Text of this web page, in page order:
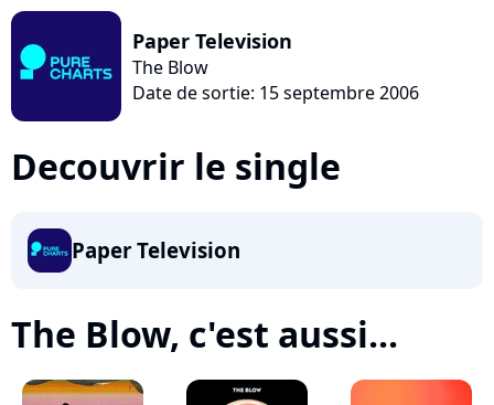
Paper Television
The Blow
Date de sortie: 15 septembre 2006
Decouvrir le single
Paper Television
The Blow, c'est aussi...